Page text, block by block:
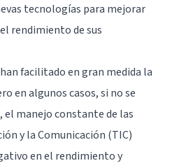
tecnologías para mejorar
rendimiento de sus
facilitado en gran medida la
en algunos casos, si no se
manejo constante de las
y la Comunicación (TIC)
en el rendimiento y